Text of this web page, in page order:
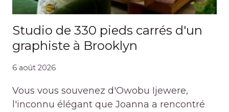
Studio de 330 pieds carrés d'un
graphiste à Brooklyn
6 août 2026
Vous vous souvenez d'Owobu Ijewere,
l'inconnu élégant que Joanna a rencontré